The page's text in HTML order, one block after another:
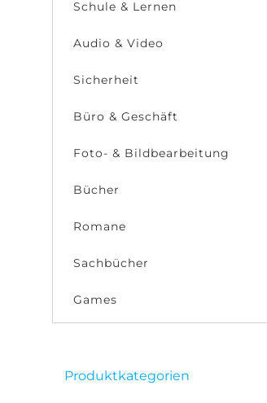
Schule & Lernen
Audio & Video
Sicherheit
Büro & Geschäft
Foto- & Bildbearbeitung
Bücher
Romane
Sachbücher
Games
Produktkategorien